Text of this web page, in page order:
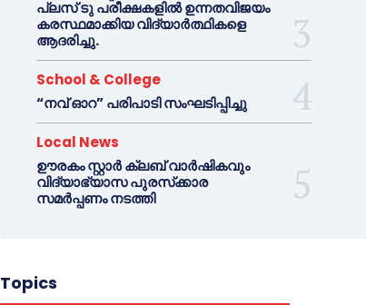
പ്ലസ് ടു പരീക്ഷകളിൽ ഉന്നതവിജയം
കരസ്ഥമാക്കിയ വിദ്യാർത്ഥികളെ
ആദരിച്ചു.
School & College
“നവ് ഓറ” പരിപാടി സംഘടിപ്പിച്ചു
Local News
ഊരകം സ്റ്റാർ ക്ലബ് വാർഷികവും
വിദ്യാഭ്യാസ പുരസ്‌ക്കാര
സമർപ്പണം നടത്തി
Topics